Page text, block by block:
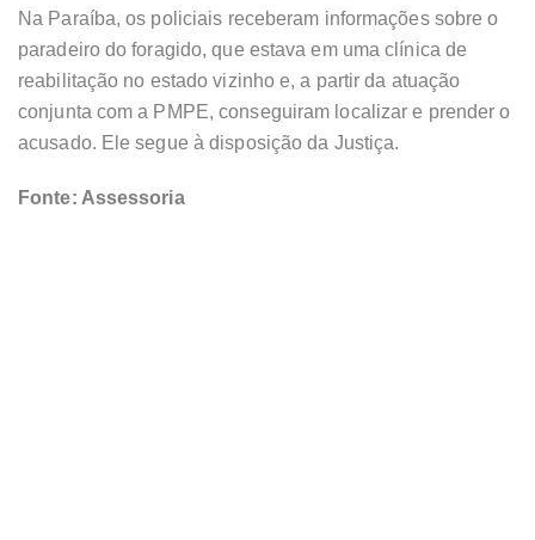
Na Paraíba, os policiais receberam informações sobre o
paradeiro do foragido, que estava em uma clínica de
reabilitação no estado vizinho e, a partir da atuação
conjunta com a PMPE, conseguiram localizar e prender o
acusado. Ele segue à disposição da Justiça.
Fonte: Assessoria